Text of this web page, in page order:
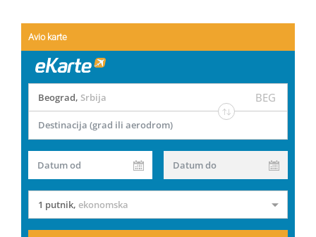
Avio karte
Beograd, Srbija BEG
Destinacija (grad ili aerodrom)
Datum od Datum do
1 putnik, ekonomska